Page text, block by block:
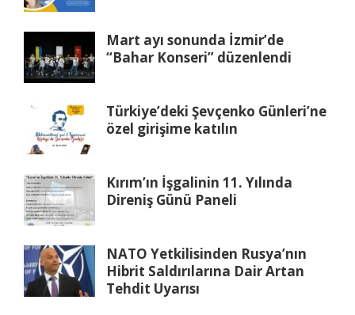
Mart ayı sonunda İzmir’de
“Bahar Konseri” düzenlendi
Türkiye’deki Şevçenko Günleri’ne
özel girişime katılın
Kırım’ın İşgalinin 11. Yılında
Direniş Günü Paneli
NATO Yetkilisinden Rusya’nın
Hibrit Saldırılarına Dair Artan
Tehdit Uyarısı